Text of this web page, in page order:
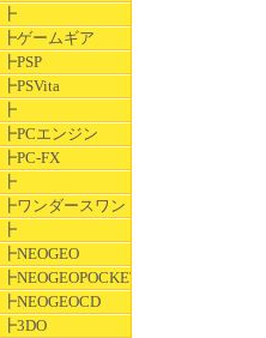
┣
┣ゲームギア
┣PSP
┣PSVita
┣
┣PCエンジン
┣PC-FX
┣
┣ワンダースワン
┣
┣NEOGEO
┣NEOGEOPOCKET
┣NEOGEOCD
┣3DO